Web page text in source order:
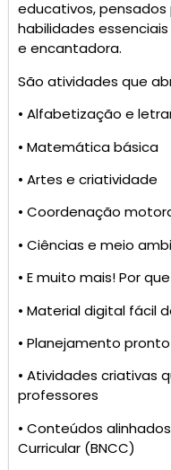
educativos, pensados
habilidades
e encantadora.
São atividades que
• Alfabetização e
• Matemática básica
• Artes e criatividade
• Coordenação
• Ciências e meio
• E muito mais! Por
• Material digital fácil
• Planejamento
• Atividades criativas
professores
• Conteúdos
Curricular (BNCC)